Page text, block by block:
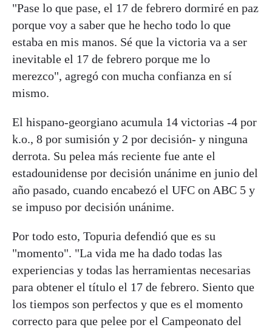
"Pase lo que pase, el 17 de febrero dormiré en paz
porque voy a saber que he hecho todo lo que
estaba en mis manos. Sé que la victoria va a ser
inevitable el 17 de febrero porque me lo
merezco", agregó con mucha confianza en sí
mismo.
El hispano-georgiano acumula 14 victorias -4 por
k.o., 8 por sumisión y 2 por decisión- y ninguna
derrota. Su pelea más reciente fue ante el
estadounidense por decisión unánime en junio del
año pasado, cuando encabezó el UFC on ABC 5 y
se impuso por decisión unánime.
Por todo esto, Topuria defendió que es su
"momento". "La vida me ha dado todas las
experiencias y todas las herramientas necesarias
para obtener el título el 17 de febrero. Siento que
los tiempos son perfectos y que es el momento
correcto para que pelee por el Campeonato del